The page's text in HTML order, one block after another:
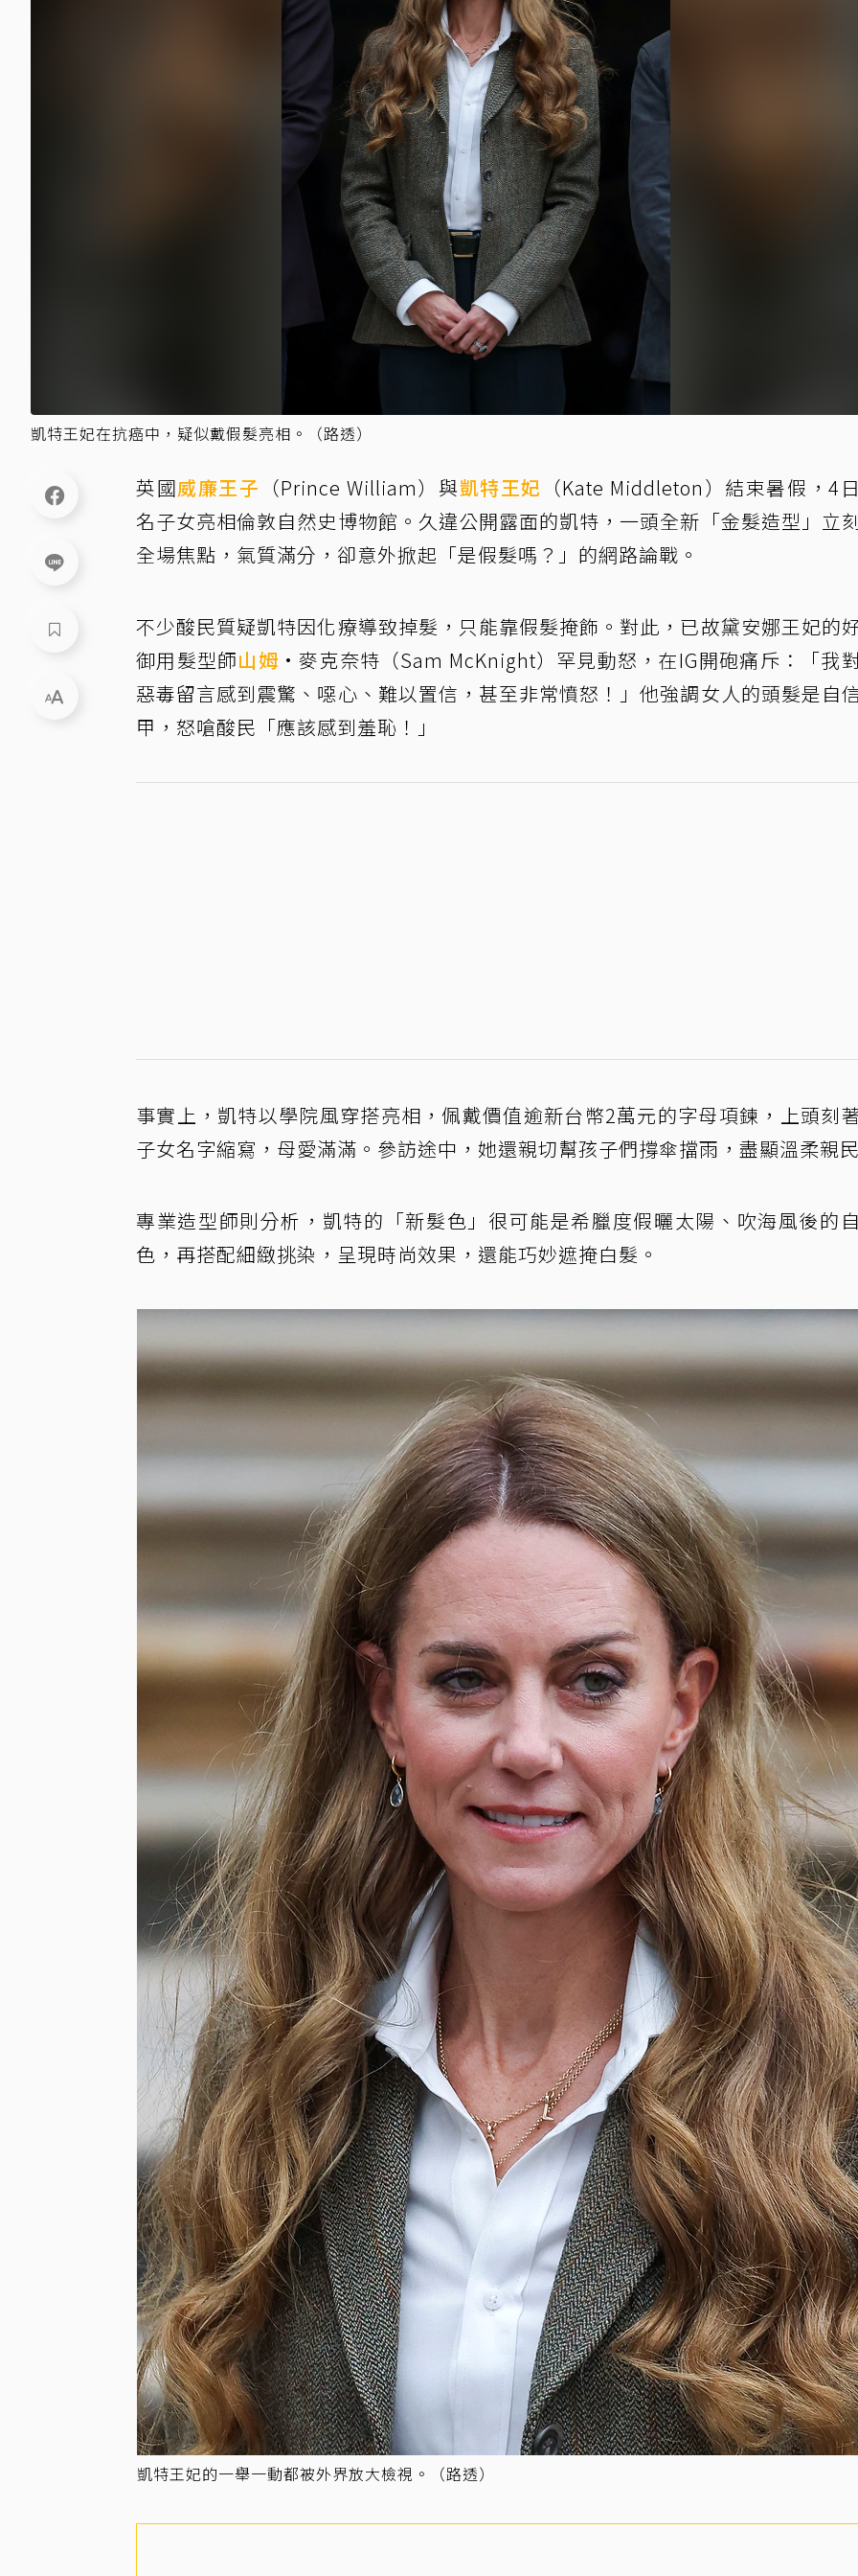
凱特王妃在抗癌中，疑似戴假髮亮相。（路透）
英國威廉王子 （Prince William）與凱特王妃 （Kate Middleton）結束暑假，4
名子女亮相倫敦自然史博物館。久違公開露面的凱特，一頭全新「金髮造型」立
全場焦點，氣質滿分，卻意外掀起「是假髮嗎？」的網路論戰。
不少酸民質疑凱特因化療導致掉髮，只能靠假髮掩飾。對此，已故黛安娜王妃的
御用髮型師山姆 ·麥克奈特（Sam McKnight）罕見動怒，在IG開砲痛斥：「我
惡毒留言感到震驚、噁心、難以置信，甚至非常憤怒！」他強調女人的頭髮是自
甲，怒嗆酸民「應該感到羞恥！」
事實上，凱特以學院風穿搭亮相，佩戴價值逾新台幣2萬元的字母項鍊，上頭刻
子女名字縮寫，母愛滿滿。參訪途中，她還親切幫孩子們撐傘擋雨，盡顯溫柔親民
專業造型師則分析，凱特的「新髮色」很可能是希臘度假曬太陽、吹海風後的
色，再搭配細緻挑染，呈現時尚效果，還能巧妙遮掩白髮。
凱特王妃的一舉一動都被外界放大檢視。（路透）